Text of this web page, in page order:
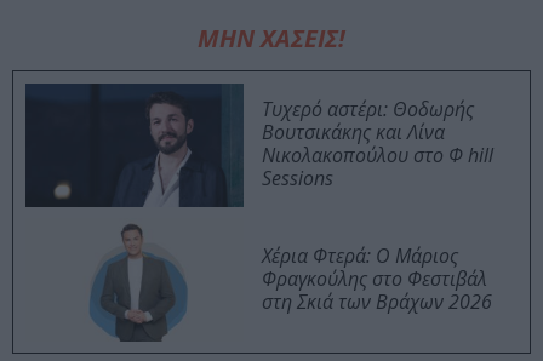
ΜΗΝ ΧΑΣΕΙΣ!
Τυχερό αστέρι: Θοδωρής
Βουτσικάκης και Λίνα
Νικολακοπούλου στο Φ hill
Sessions
Χέρια Φτερά: Ο Μάριος
Φραγκούλης στο Φεστιβάλ
στη Σκιά των Βράχων 2026